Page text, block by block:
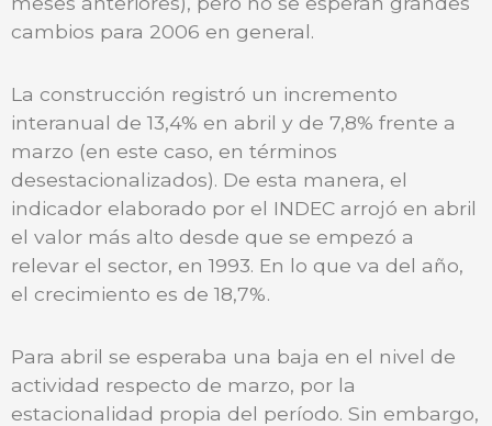
cambios para 2006 en general.
La construcción registró un incremento
interanual de 13,4% en abril y de 7,8% frente a
marzo (en este caso, en términos
desestacionalizados). De esta manera, el
indicador elaborado por el INDEC arrojó en abril
el valor más alto desde que se empezó a
relevar el sector, en 1993. En lo que va del año,
el crecimiento es de 18,7%.
Para abril se esperaba una baja en el nivel de
actividad respecto de marzo, por la
estacionalidad propia del período. Sin embargo,